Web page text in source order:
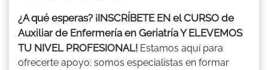
¿A qué esperas? ¡INSCRÍBETE EN el CURSO de
Auxiliar de Enfermería en Geriatría Y ELEVEMOS
TU NIVEL PROFESIONAL! Estamos aquí para
ofrecerte apoyo: somos especialistas en formar